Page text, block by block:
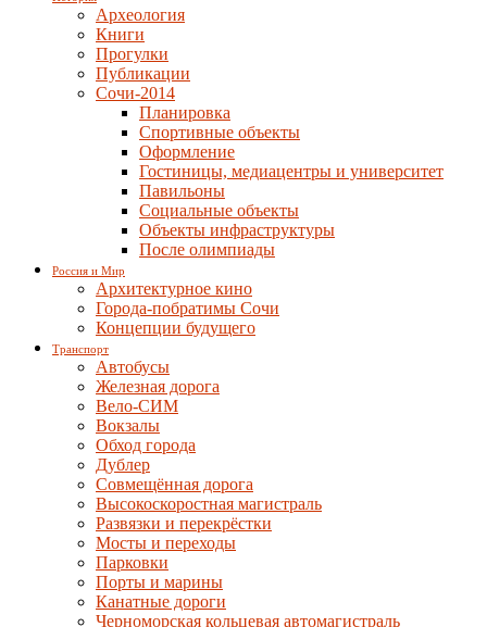
Археология
Книги
Прогулки
Публикации
Сочи-2014
Планировка
Спортивные объекты
Оформление
Гостиницы, медиацентры и университет
Павильоны
Социальные объекты
Объекты инфраструктуры
После олимпиады
Россия и Мир
Архитектурное кино
Города-побратимы Сочи
Концепции будущего
Транспорт
Автобусы
Железная дорога
Вело-СИМ
Вокзалы
Обход города
Дублер
Совмещённая дорога
Высокоскоростная магистраль
Развязки и перекрёстки
Мосты и переходы
Парковки
Порты и марины
Канатные дороги
Черноморская кольцевая автомагистраль